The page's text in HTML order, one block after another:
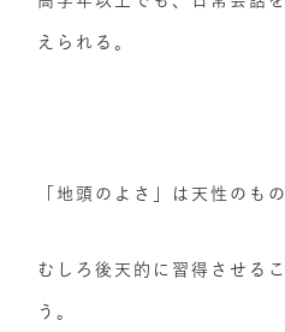
えられる。
「地頭のよさ」は天性のも
むしろ後天的に習得させる
う。